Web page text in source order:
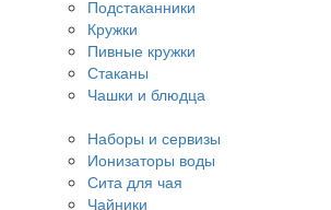
Подстаканники
Кружки
Пивные кружки
Стаканы
Чашки и блюдца
Наборы и сервизы
Ионизаторы воды
Сита для чая
Чайники